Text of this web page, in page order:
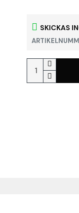
SKICKAS